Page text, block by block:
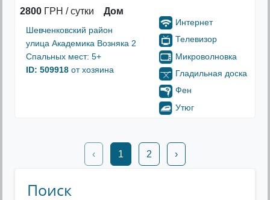
2800 ГРН / сутки Дом
Шевченковский район
улица Академика Возняка 2
Спальных мест: 5+
ID: 509918 от хозяина
Интернет
Телевизор
Микроволновка
Гладильная доска
Фен
Утюг
‹ 1 2 ›
Поиск